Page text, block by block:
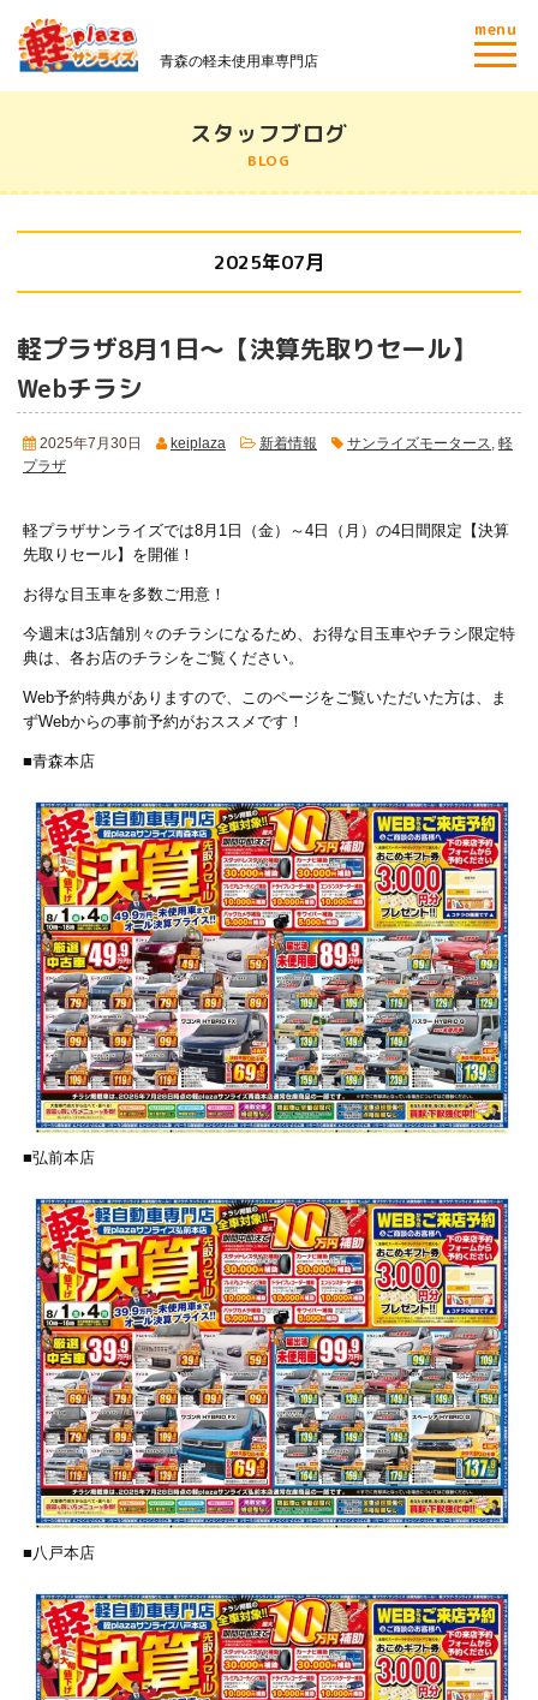
青森の軽未使用車専門店
menu
スタッフブログ
BLOG
2025年07月
軽プラザ8月1日～【決算先取りセール】
Webチラシ
2025年7月30日 keiplaza 新着情報 サンライズモータース
軽
プラザ
軽プラザサンライズでは8月1日（金）～4日（月）の4日間限定【決算
先取りセール】を開催！
お得な目玉車を多数ご用意！
今週末は3店舗別々のチラシになるため、お得な目玉車やチラシ限定特
典は、各お店のチラシをご覧ください。
Web予約特典がありますので、このページをご覧いただいた方は、ま
ずWebからの事前予約がおススメです！
■青森本店
■弘前本店
■八戸本店